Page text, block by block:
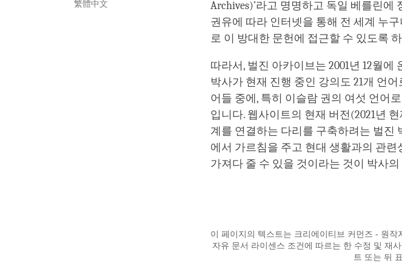
繁體中文
Archives)’라고 명명하고 독일 베를린에
권유에 따라 인터넷을 통해 전 세계 누
로 이 방대한 문헌에 접근할 수 있도록
따라서, 벌진 아카이브는 2001년 12월
박사가 현재 진행 중인 강의도 21개 언
어들 중에, 특히 이슬람 권의 여섯 언어
입니다. 웹사이트의 현재 버전(2021년
계를 연결하는 다리를 구축하려는 벌진
에서 가르침을 주고 현대 생활과의 관
가져다 줄 수 있을 것이라는 것이 박사
이 페이지의 텍스트는 크리에이티브 커먼즈 - 원
자유 문서 라이센스 조건에 따르는 한 수정 및 재
트 또는 뒤